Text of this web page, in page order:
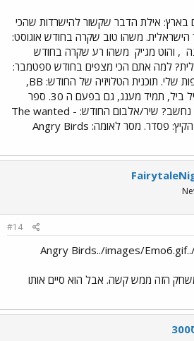
גיל:33 מיקום בארץ: אילת הדבר שקשור להישרדות שהכי
משהו טוב שקרה בחודש אוגוסט:
, והוט מג'יק משהו רע שקרה בחודש
למה אתם הכי מצפים בחודש ספטמבר:
חגים וכללל הסדרות היפות שלי. תוכנית הטלויזיה של החודש: BB,
עלומים. סרט החודש: קיל ביל, תמיד מענג, גם בפעם ה 30. ספר
החודש: ידיעון של האונ' נחשב? שיר/אלבום החודש: The wanted -
All time low איך עבר הקיץ: פסדר. מסר לאומה: Angry Birds
#14
Angry Birds../images/
הזה ממש קשה. אבל הוא סיים אותו